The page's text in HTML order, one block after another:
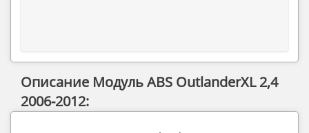
Описание Модуль ABS OutlanderXL 2,4
2006-2012: